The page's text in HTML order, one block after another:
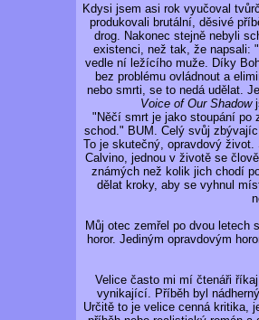
Kdysi jsem asi rok vyučoval
produkovali brutální, děsivé
drog. Nakonec stejně nebyli
existenci, než tak, že napsali:
vedle ní ležícího muže. Díky
bez problému ovládnout a
nebo smrti, se to nedá udělat.
Voice of Our Shadow
"Něčí smrt je jako stoupání po
schod." BUM. Celý svůj
To je skutečný, opravdový
Calvino, jednou v životě se
známých než kolik jich chodí
dělat kroky, aby se vyhnul
Můj otec zemřel po dvou letech
horor. Jediným opravdovým
Velice často mi mí čtenáři
vynikající. Příběh byl
Určitě to je velice cenná kritika,